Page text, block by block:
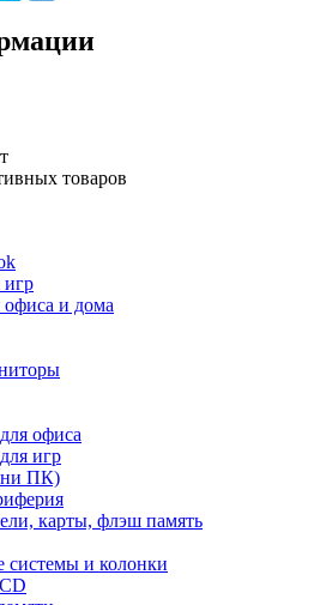
товаров
игр
и дома
офиса
игр
ПК)
карты, флэш память
системы и колонки